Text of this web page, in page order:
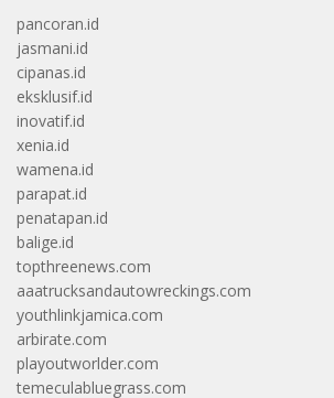
pancoran.id
jasmani.id
cipanas.id
eksklusif.id
inovatif.id
xenia.id
wamena.id
parapat.id
penatapan.id
balige.id
topthreenews.com
aaatrucksandautowreckings.com
youthlinkjamica.com
arbirate.com
playoutworlder.com
temeculabluegrass.com